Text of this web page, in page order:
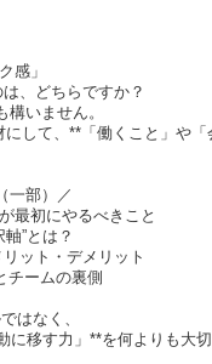
感」
、どちらですか？
いません。
して、**「働くこと」や
一部）／
最初にやるべきこと
”とは？
ット・デメリット
ームの裏側
はなく、
に移す力」**を何よりも大切